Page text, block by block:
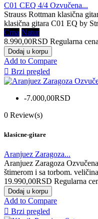
C01 CEQ 4/4 Ozvučena...
Strauss Rottman klasična
klasična gitara C01 EQ by
Crna Natur
8.990,00RSD Regularna cena
Dodaj u korpu
Add to Compare
 Brzi pregled
-7.000,00RSD
0 Review(s)
klasicne-gitare
Aranjuez Zaragoza...
Aranjuez Zaragoza
štimerom i sa torbom.
19.990,00RSD Regularna
Dodaj u korpu
Add to Compare
 Brzi pregled